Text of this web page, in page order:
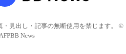
・見出し・記事の無断使用を禁じます。 ©
AFPBB News